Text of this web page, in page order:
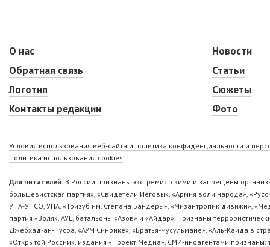
О нас
Обратная связь
Логотип
Контакты редакции
Новости
Статьи
Сюжеты
Фото
Условия использования веб-сайта и политика конфиденциальности и
Политика использования cookies
Для читателей: В России признаны экстремистскими и запрещены
большевистская партия», «Свидетели Иеговы», «Армия воли народа»,
УНА-УНСО, УПА, «Тризуб им. Степана Бандеры», «Мизантропик дивижн»,
партия «Воля», АУЕ, батальоны «Азов» и «Айдар». Признаны
Джебхад-ан-Нусра, «АУМ Синрике», «Братья-мусульмане», «Аль-Каида в
«Открытой России», издания «Проект Медиа». СМИ-иноагентами